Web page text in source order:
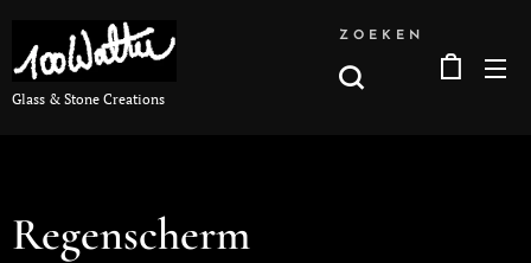
Glass & Stone Creations
ZOEKEN
Regenscherm